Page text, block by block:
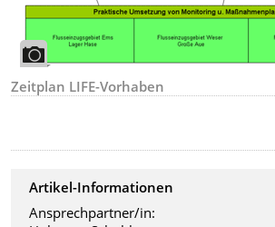
Zeitplan LIFE-Vorhaben
Artikel-Informationen
Ansprechpartner/in: